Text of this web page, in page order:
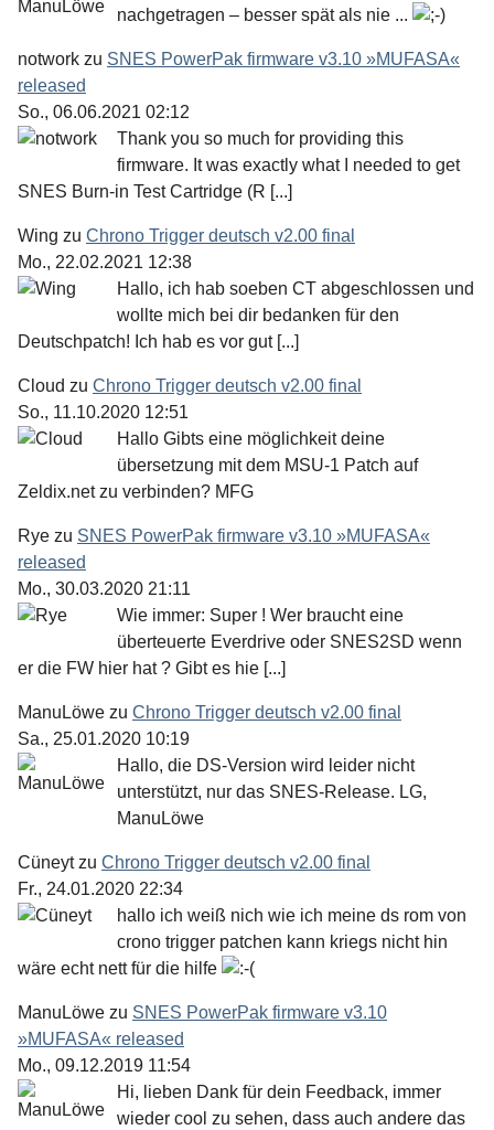
nachgetragen – besser spät als nie ...
notwork zu SNES PowerPak firmware v3.10 »MUFASA«
released
So., 06.06.2021 02:12
Thank you so much for providing this
firmware. It was exactly what I needed to get
SNES Burn-in Test Cartridge (R [...]
Wing zu Chrono Trigger deutsch v2.00 final
Mo., 22.02.2021 12:38
Hallo, ich hab soeben CT abgeschlossen und
wollte mich bei dir bedanken für den
Deutschpatch! Ich hab es vor gut [...]
Cloud zu Chrono Trigger deutsch v2.00 final
So., 11.10.2020 12:51
Hallo Gibts eine möglichkeit deine
übersetzung mit dem MSU-1 Patch auf
Zeldix.net zu verbinden? MFG
Rye zu SNES PowerPak firmware v3.10 »MUFASA«
released
Mo., 30.03.2020 21:11
Wie immer: Super ! Wer braucht eine
überteuerte Everdrive oder SNES2SD wenn
er die FW hier hat ? Gibt es hie [...]
ManuLöwe zu Chrono Trigger deutsch v2.00 final
Sa., 25.01.2020 10:19
Hallo, die DS-Version wird leider nicht
unterstützt, nur das SNES-Release. LG,
ManuLöwe
Cüneytzu Chrono Trigger deutsch v2.00 final
Fr., 24.01.2020 22:34
hallo ich weiß nich wie ich meine ds rom von
crono trigger patchen kann kriegs nicht hin
wäre echt nett für die hilfe
ManuLöwe zu SNES PowerPak firmware v3.10
»MUFASA« released
Mo., 09.12.2019 11:54
Hi, lieben Dank für dein Feedback, immer
wieder cool zu sehen, dass auch andere das